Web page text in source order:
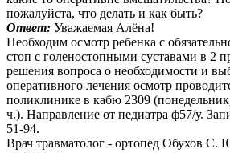
пожалуйста, что делать и как быть?
Ответ: Уважаемая Алёна!
Необходим осмотр ребенка с
стоп с голеностопными суставами в 2
решения вопроса о необходимости и
оперативного лечения осмотр
поликлинике в кабю 2309
ч.). Направление от педиатра ф57/у.
51-94.
Врач травматолог - ортопед Обухов С.